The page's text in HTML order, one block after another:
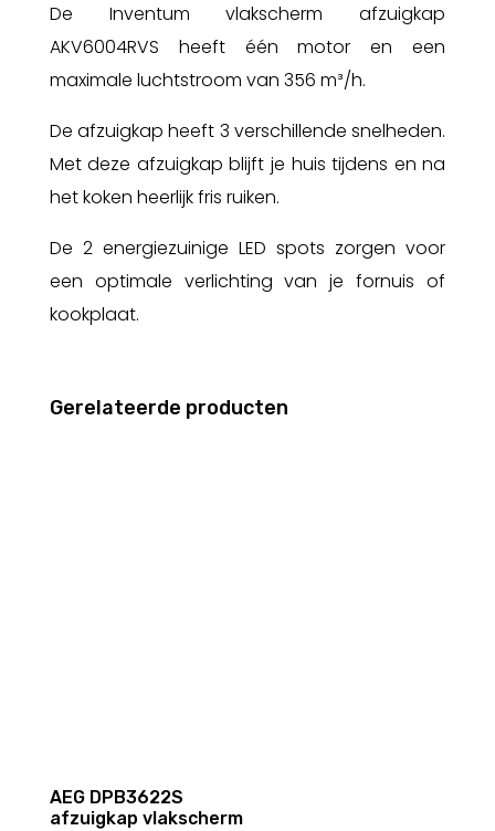
De Inventum vlakscherm afzuigkap
AKV6004RVS heeft één motor en een
maximale luchtstroom van 356 m³/h.
De afzuigkap heeft 3 verschillende snelheden.
Met deze afzuigkap blijft je huis tijdens en na
het koken heerlijk fris ruiken.
De 2 energiezuinige LED spots zorgen voor
een optimale verlichting van je fornuis of
kookplaat.
Gerelateerde producten
AEG DPB3622S
afzuigkap vlakscherm